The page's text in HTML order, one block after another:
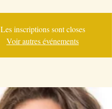
Les inscriptions sont closes
Voir autres événements